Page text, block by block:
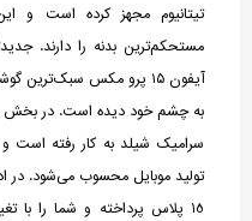
تیتانیوم مجهز کرده است و
آیفون ۱۵ پرو مکس
سرامیک شیلد به کار رفته